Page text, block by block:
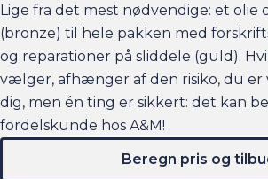
Lige fra det mest nødvendige: et olie
(bronze) til hele pakken med
og reparationer på sliddele (guld).
vælger, afhænger af den risiko, du er
dig, men én ting er sikkert: det kan
fordelskunde hos A&M!
Beregn pris og